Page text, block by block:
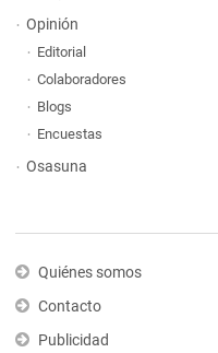
Opinión
Editorial
Colaboradores
Blogs
Encuestas
Osasuna
Quiénes somos
Contacto
Publicidad